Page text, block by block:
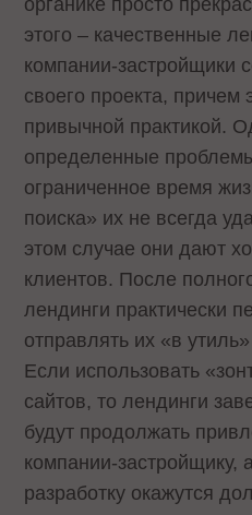
органике просто
этого – качественные
компании-застройщики
своего проекта, причем
привычной практикой.
определенные
ограниченное время
поиска» их не всегда
этом случае они дают
клиентов. После
лендинги практически
отправлять их «в
Если использовать
сайтов, то лендинги
будут продолжать
компании-застройщику,
разработку окажутся